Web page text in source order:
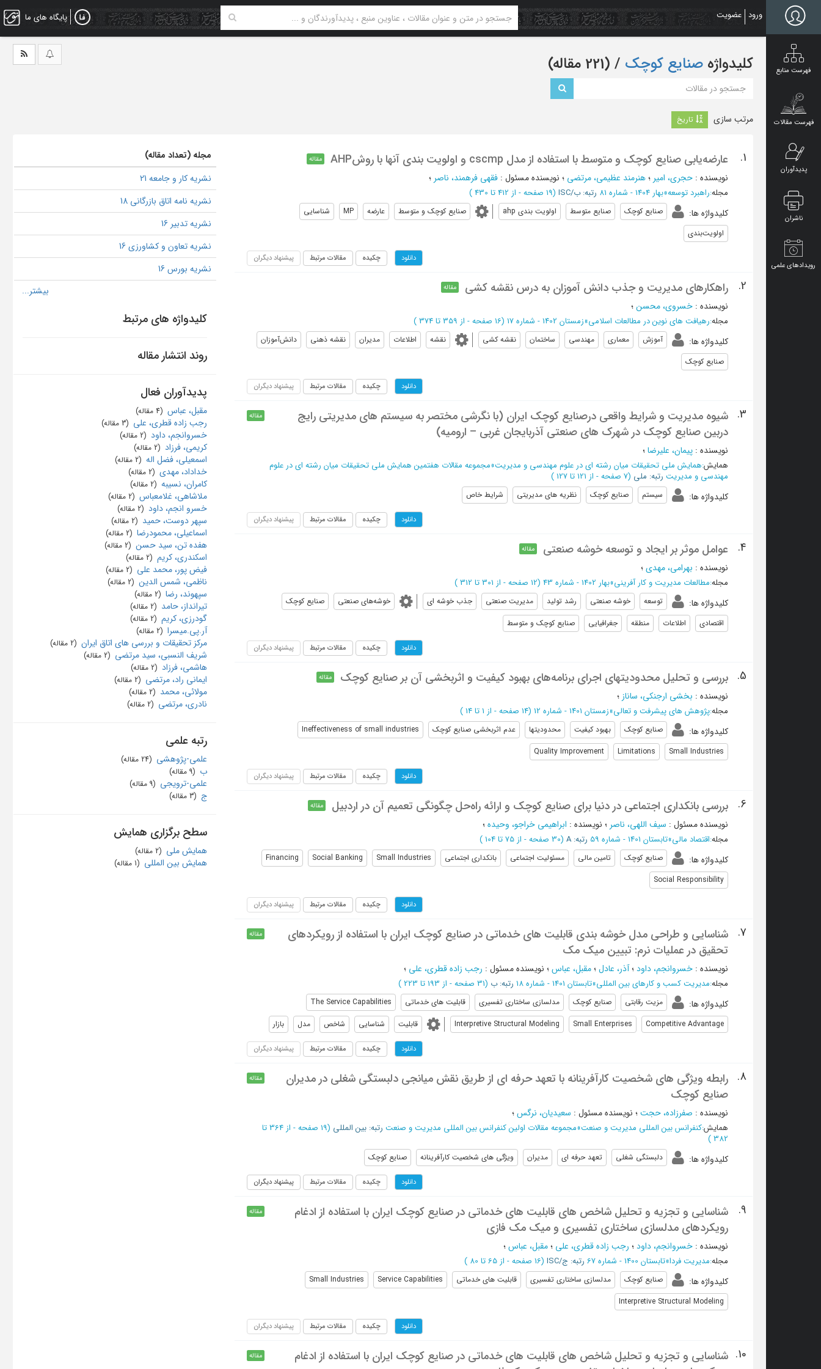
content
ورود عضویت پایگاه های ما
فهرست منابع
فهرست مقالات
پدیدآوران
ناشران
رویدادهای علمی
کلیدواژه صنایع کوچک ‏/ (221 مقاله)
مرتب سازی تاریخ
1. عارضه‌یابی صنایع کوچک و متوسط با استفاده از مدل cscmp و اولویت بندی آنها با روشAHP مقاله
نویسنده : حجری، امیر ؛هنرمند عظیمی، مرتضی ؛ نویسنده مسئول : فقهی فرهمند، ناصر ؛
مجله:راهبرد توسعه»بهار 1404 - شماره 81 رتبه: ب/ISC (‎19 صفحه - از 412 تا 430 )
کلیدواژه ها: صنایع کوچک صنایع متوسط اولویت بندی ahp صنایع کوچک و متوسط عارضه MP
شناسایی
اولویت‌بندی
دانلود چکیده مقالات مرتبط پیشنهاد دیگران
2. راهکارهای مدیریت و جذب دانش آموزان به درس نقشه کشی مقاله
نویسنده : خسروی، محسن؛
مجله:رهیافت های نوین در مطالعات اسلامی»زمستان 1402 - شماره 17 (‎16 صفحه - از 359 تا 374 )
کلیدواژه ها: آموزش معماری مهندسی ساختمان نقشه کشی نقشه اطلاعات مدیران نقشه ذهنی
دانش‌آموزان
صنایع کوچک
دانلود چکیده مقالات مرتبط پیشنهاد دیگران
3.
شیوه مدیریت و شرایط واقعی درصنایع کوچک ایران (با نگرشی مختصر به سیستم های مدیریتی رایج
دربین صنایع کوچک در شهرک های صنعتی آذربایجان غربی – ارومیه)
مقاله
نویسنده : پیمان، علیرضا؛
همایش:همایش ملی تحقیقات میان رشته ای در علوم مهندسی و مدیریت»مجموعه مقالات هفتمین همایش ملی تحقیقات میان رشته ای در علوم
مهندسی و مدیریت رتبه: ملی (‎7 صفحه - از 121 تا 127 )
کلیدواژه ها: سیستم صنایع کوچک نظریه های مدیریتی شرایط خاص
دانلود چکیده مقالات مرتبط پیشنهاد دیگران
4. عوامل موثر بر ایجاد و توسعه خوشه صنعتی مقاله
نویسنده : بهرامی، مهدی؛
مجله:مطالعات مدیریت و کار آفرینی»بهار 1402 - شماره 43 (‎12 صفحه - از 301 تا 312 )
کلیدواژه ها: توسعه خوشه صنعتی رشد تولید مدیریت صنعتی جذب خوشه ای خوشه‌های صنعتی
صنایع کوچک
اقتصادی
اطلاعات منطقه جغرافیایی صنایع کوچک و متوسط
دانلود چکیده مقالات مرتبط پیشنهاد دیگران
5. بررسی و تحلیل محدودیتهای اجرای برنامه‌های بهبود کیفیت و اثربخشی آن بر صنایع کوچک مقاله
نویسنده : بخشی ارجنکی، ساناز ؛
مجله:پژوهش های پیشرفت و تعالی»زمستان 1401 - شماره 12 (‎14 صفحه - از 1 تا 14 )
کلیدواژه ها: صنایع کوچک بهبود کیفیت محدودیتها عدم اثربخشی صنایع کوچک
Ineffectiveness of small industries
Small Industries
Limitations
Quality Improvement
دانلود چکیده مقالات مرتبط پیشنهاد دیگران
6. بررسی بانکداری اجتماعی در دنیا برای صنایع کوچک و ارائه راه‌حل چگونگی تعمیم آن در اردبیل مقاله
نویسنده مسئول : سیف اللهی، ناصر ؛ نویسنده : ابراهیمی خراجو، وحیده؛
مجله:اقتصاد مالی»تابستان 1401 - شماره 59 رتبه: A (‎30 صفحه - از 75 تا 104 )
کلیدواژه ها: صنایع کوچک تامین مالی مسئولیت اجتماعی بانکداری اجتماعی Small Industries
Social Banking
Financing
Social Responsibility
دانلود چکیده مقالات مرتبط پیشنهاد دیگران
7.
شناسایی و طراحی مدل خوشه بندی قابلیت های خدماتی در صنایع کوچک ایران با استفاده از رویکردهای
تحقیق در عملیات نرم: تبیین میک مک
مقاله
نویسنده : خسروانجم، داود؛آذر، عادل؛مقبل، عباس؛ نویسنده مسئول : رجب زاده قطری، علی ؛
مجله:مدیریت کسب و کارهای بین المللی»تابستان 1401 - شماره 18 رتبه: ب (‎31 صفحه - از 193 تا 223 )
کلیدواژه ها: مزیت رقابتی صنایع کوچک مدلسازی ساختاری تفسیری قابلیت های خدماتی
The Service Capabilities
Competitive Advantage
Small Enterprises
Interpretive Structural Modeling قابلیت شناسایی شاخص مدل بازار
دانلود چکیده مقالات مرتبط پیشنهاد دیگران
8.
رابطه ویژگی های شخصیت کارآفرینانه با تعهد حرفه ای از طریق نقش میانجی دلبستگی شغلی در مدیران
صنایع کوچک
مقاله
نویسنده : صفرزاده، حجت؛ نویسنده مسئول : سعیدیان، نرگس؛
همایش:کنفرانس بین المللی مدیریت و صنعت»مجموعه مقالات اولین کنفرانس بین المللی مدیریت و صنعت رتبه: بین المللی (‎19 صفحه -
از 364 تا
382
)
کلیدواژه ها: دلبستگی شغلی تعهد حرفه ای مديران ويژگی های شخصیت كارآفرينانه صنايع كوچک
دانلود چکیده مقالات مرتبط پیشنهاد دیگران
9.
شناسایی و تجزیه و تحلیل شاخص های قابلیت های خدماتی در صنایع کوچک ایران با استفاده از ادغام
رویکردهای مدلسازی ساختاری تفسیری و میک مک فازی
مقاله
نویسنده : خسروانجم، داود؛ رجب زاده قطری، علی ؛مقبل، عباس؛
مجله:مدیریت فردا»تابستان 1400 - شماره 67 رتبه: ج/ISC (‎16 صفحه - از 65 تا 80 )
کلیدواژه ها: صنایع کوچک مدلسازی ساختاری تفسیری قابلیت های خدماتی Service Capabilities
Small Industries
Interpretive Structural Modeling
دانلود چکیده مقالات مرتبط پیشنهاد دیگران
10.
شناسایی و تجزیه و تحلیل شاخص های قابلیت های خدماتی در صنایع کوچک ایران با استفاده از ادغام
مقاله
مجله (تعداد مقاله)
نشریه کار و جامعه 21
نشریه نامه اتاق بازرگانی 18
نشریه تدبیر 16
نشریه تعاون و کشاورزی 16
نشریه بورس 16
کلیدواژه های مرتبط
روند انتشار مقاله
پدیدآوران فعال
مقبل، عباس ‏ (4 مقاله)
رجب زاده قطری، علی ‏ (3 مقاله)
خسروانجم، داود ‏ (2 مقاله)
کریمی، فرزاد ‏ (2 مقاله)
اسمعیلی، فضل اله ‏ (2 مقاله)
خداداد، مهدی ‏ (2 مقاله)
کامران، نسیبه ‏ (2 مقاله)
ملاشاهی، غلامعباس ‏ (2 مقاله)
خسرو انجم، داود ‏ (2 مقاله)
سپهر دوست، حمید ‏ (2 مقاله)
اسماعیلی، محمودرضا ‏ (2 مقاله)
هفده تن، سید حسن ‏ (2 مقاله)
اسکندری، کریم ‏ (2 مقاله)
فیض پور، محمد علی ‏ (2 مقاله)
ناظمی، شمس الدین ‏ (2 مقاله)
سپهوند، رضا ‏ (2 مقاله)
تیرانداز، حامد ‏ (2 مقاله)
گودرزی، کریم ‏ (2 مقاله)
آر.پی.میسرا ‏ (2 مقاله)
مرکز تحقیقات و بررسی های اتاق ایران ‏ (2 مقاله)
شریف النسبی، سید مرتضی ‏ (2 مقاله)
هاشمی، فرزاد ‏ (2 مقاله)
ایمانی راد، مرتضی ‏ (2 مقاله)
مولائی، محمد ‏ (2 مقاله)
نادری، مرتضی ‏ (2 مقاله)
رتبه علمی
علمی-پژوهشی ‏ (24 مقاله)
ب ‏ (9 مقاله)
علمی-ترویجی ‏ (9 مقاله)
ج ‏ (3 مقاله)
سطح برگزاری همایش
همایش ملی ‏ (2 مقاله)
همایش بین المللی ‏ (1 مقاله)